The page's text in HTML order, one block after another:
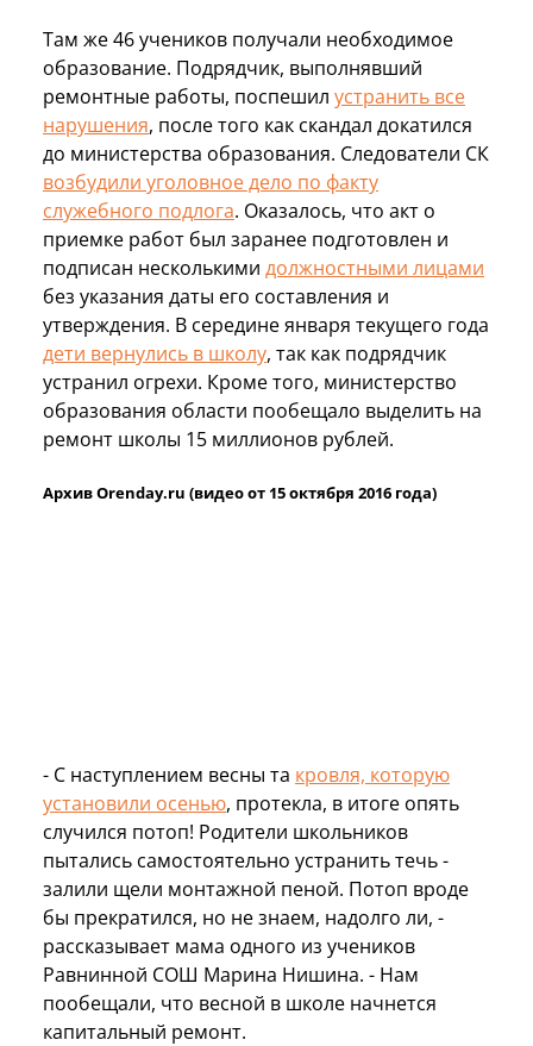
Там же 46 учеников получали необходимое
образование. Подрядчик, выполнявший
ремонтные работы, поспешил устранить все
нарушения, после того как скандал докатился
до министерства образования. Следователи СК
возбудили уголовное дело по факту
служебного подлога. Оказалось, что акт о
приемке работ был заранее подготовлен и
подписан несколькими должностными лицами
без указания даты его составления и
утверждения. В середине января текущего года
дети вернулись в школу, так как подрядчик
устранил огрехи. Кроме того, министерство
образования области пообещало выделить на
ремонт школы 15 миллионов рублей.
Архив Orenday.ru (видео от 15 октября 2016 года)
- С наступлением весны та кровля, которую
установили осенью, протекла, в итоге опять
случился потоп! Родители школьников
пытались самостоятельно устранить течь -
залили щели монтажной пеной. Потоп вроде
бы прекратился, но не знаем, надолго ли, -
рассказывает мама одного из учеников
Равнинной СОШ Марина Нишина. - Нам
пообещали, что весной в школе начнется
капитальный ремонт.